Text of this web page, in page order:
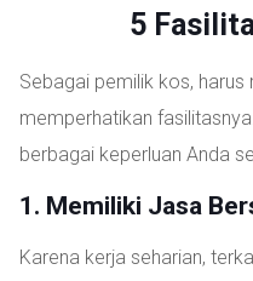
5
Sebagai pemilik kos,
memperhatikan
berbagai keperluan Anda
1. Memiliki Jasa
Karena kerja seharian,